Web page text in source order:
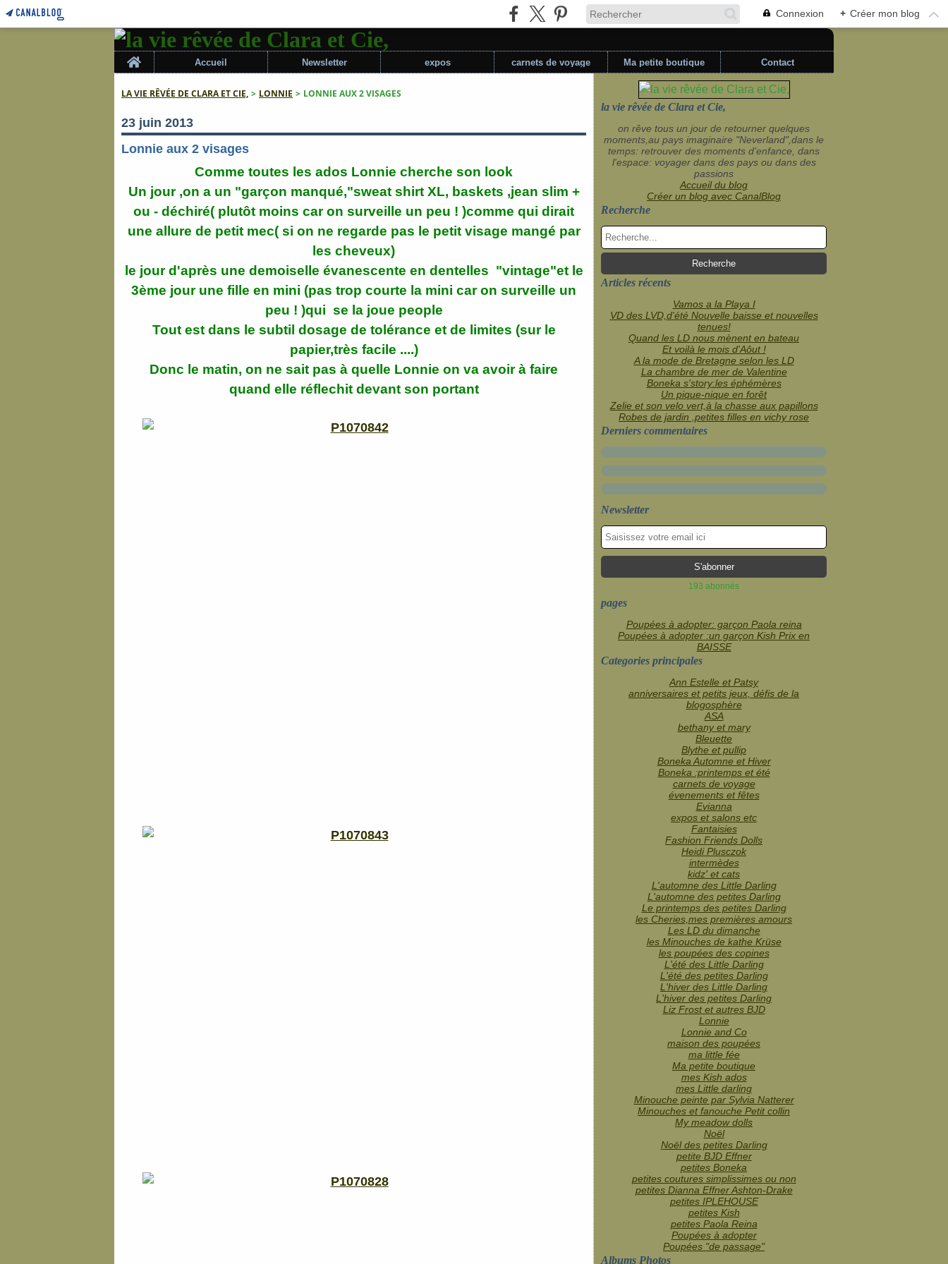
Connexion + Créer mon blog
Home
Accueil Newsletter expos carnets de voyage Ma petite boutique Contact
LA VIE RÊVÉE DE CLARA ET CIE, > LONNIE > LONNIE AUX 2 VISAGES
23 juin 2013
Lonnie aux 2 visages
Comme toutes les ados Lonnie cherche son look
Un jour ,on a un "garçon manqué,"sweat shirt XL, baskets ,jean slim +
ou - déchiré( plutôt moins car on surveille un peu ! )comme qui dirait
une allure de petit mec( si on ne regarde pas le petit visage mangé par
les cheveux)
le jour d'après une demoiselle évanescente en dentelles "vintage"et le
3ème jour une fille en mini (pas trop courte la mini car on surveille un
peu ! )qui se la joue people
Tout est dans le subtil dosage de tolérance et de limites (sur le
papier,très facile ....)
Donc le matin, on ne sait pas à quelle Lonnie on va avoir à faire
quand elle réflechit devant son portant
la vie rêvée de Clara et Cie,
on rêve tous un jour de retourner quelques
moments,au pays imaginaire "Neverland",dans le
temps: retrouver des moments d'enfance, dans
l'espace: voyager dans des pays ou dans des
passions
Accueil du blog
Créer un blog avec CanalBlog
Recherche
Articles récents
Vamos a la Playa I
VD des LVD,d'été Nouvelle baisse et nouvelles
tenues!
Quand les LD nous mènent en bateau
Et voilà le mois d'Aôut !
A la mode de Bretagne selon les LD
La chambre de mer de Valentine
Boneka s'story:les éphémères
Un pique-nique en forêt
Zelie et son velo vert,à la chasse aux papillons
Robes de jardin ,petites filles en vichy rose
Derniers commentaires
Newsletter
193 abonnés
pages
Poupées à adopter: garçon Paola reina
Poupées à adopter :un garçon Kish Prix en
BAISSE
Categories principales
Ann Estelle et Patsy
anniversaires et petits jeux, défis de la
blogosphère
ASA
bethany et mary
Bleuette
Blythe et pullip
Boneka Automne et Hiver
Boneka :printemps et été
carnets de voyage
évenements et fêtes
Evianna
expos et salons etc
Fantaisies
Fashion Friends Dolls
Heidi Plusczok
intermèdes
kidz' et cats
L'automne des Little Darling
L'automne des petites Darling
Le printemps des petites Darling
les Cheries,mes premières amours
Les LD du dimanche
les Minouches de kathe Krüse
les poupées des copines
L'été des Little Darling
L'été des petites Darling
L'hiver des Little Darling
L'hiver des petites Darling
Liz Frost et autres BJD
Lonnie
Lonnie and Co
maison des poupées
ma little fée
Ma petite boutique
mes Kish ados
mes Little darling
Minouche peinte par Sylvia Natterer
Minouches et fanouche Petit collin
My meadow dolls
Noël
Noël des petites Darling
petite BJD Effner
petites Boneka
petites coutures simplissimes ou non
petites Dianna Effner Ashton-Drake
petites IPLEHOUSE
petites Kish
petites Paola Reina
Poupées à adopter
Poupées "de passage"
Albums Photos